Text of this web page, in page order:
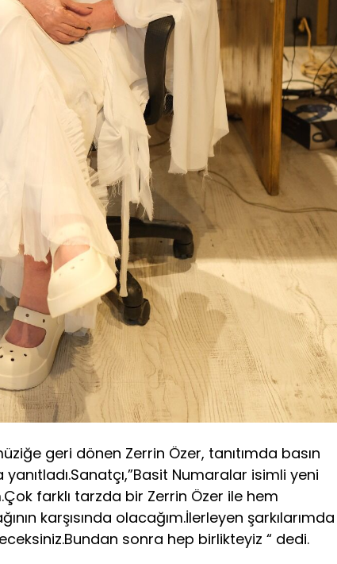
geri dönen Zerrin Özer, tanıtımda basın
yanıtladı.Sanatçı,”Basit Numaralar isimli yeni
farklı tarzda bir Zerrin Özer ile hem
karşısında olacağım.İlerleyen şarkılarımda
sonra hep birlikteyiz “ dedi.